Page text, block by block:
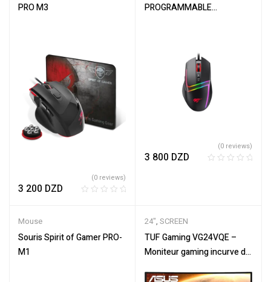
PRO M3
3 200 DZD
e
(0 reviews)
PROGRAMMABLE
3 800 DZD
o
u
o
(0 reviews)
Mouse
Souris Spirit of Gamer PRO-
M1
24", SCREEN
TUF Gaming VG24VQE –
Moniteur gaming incurve de